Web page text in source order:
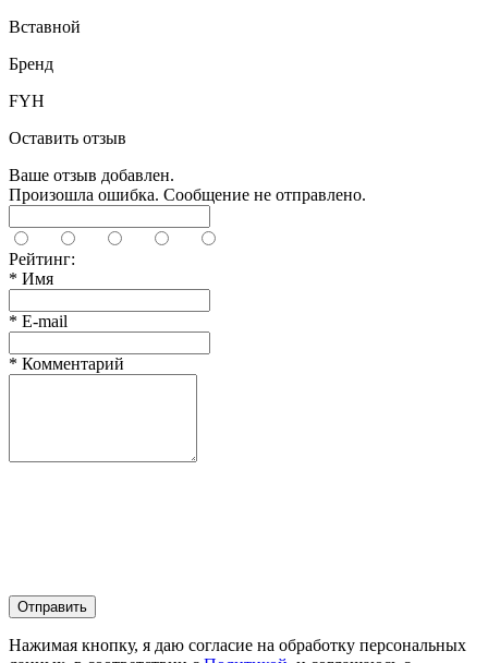
Вставной
Бренд
FYH
Оставить отзыв
Ваше отзыв добавлен.
Произошла ошибка. Сообщение не отправлено.
Рейтинг:
* Имя
* E-mail
* Комментарий
Отправить
Нажимая кнопку, я даю согласие на обработку персональных